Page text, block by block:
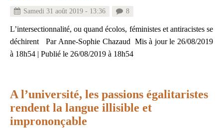
Samedi 31 août 2019 - 13:36 8
L’intersectionnalité, ou quand écolos, féministes et antiracistes se
déchirent Par Anne-Sophie Chazaud Mis à jour le 26/08/2019
à 18h54 | Publié le 26/08/2019 à 18h54
A l’université, les passions égalitaristes
rendent la langue illisible et
imprononçable